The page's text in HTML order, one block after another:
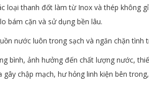
loại thanh đốt làm từ Inox và thép không
bám cặn và sử dụng bền lâu.
nước luôn trong sạch và ngăn chặn tình
bình, ảnh hưởng đến chất lượng nước,
chập mạch, hư hỏng linh kiện bên